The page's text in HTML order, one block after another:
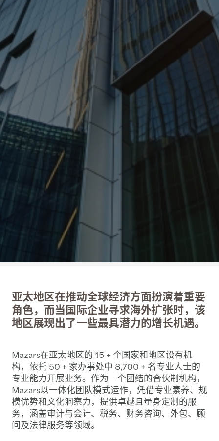
亚太地区在推动全球经济方面扮演着重要
角色，而当国际企业寻求海外扩张时，该
地区展现出了一些最具潜力的增长机遇。
Mazars在亚太地区的 15 + 个国家和地区设有机
构，依托 50 + 家办事处中 8,700 + 名专业人士的
专业能力开展业务。作为一个团结的合伙制机构，
Mazars以一体化团队模式运作，凭借专业素养、规
模优势和文化洞察力，提供卓越且量身定制的服
务，涵盖审计与会计、税务、财务咨询、外包、顾
问及法律服务等领域。